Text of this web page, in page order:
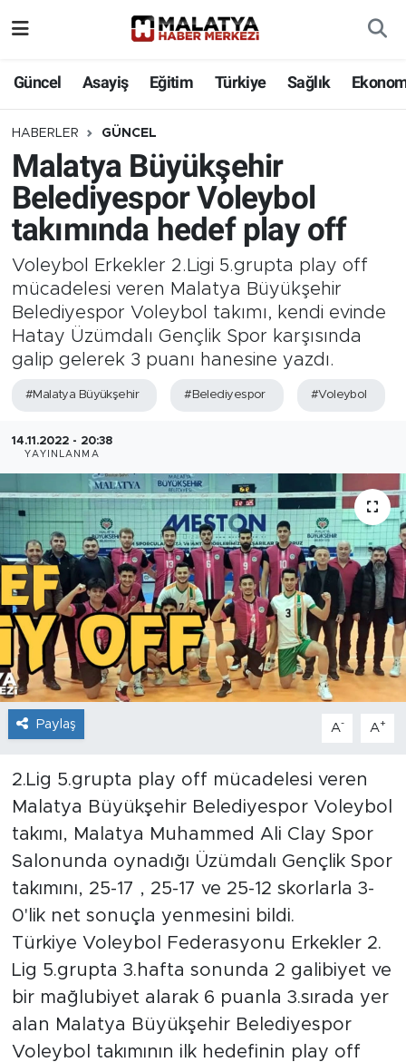
Güncel Asayiş Eğitim Türkiye Sağlık
HABERLER GÜNCEL
Malatya Büyükşehir
Belediyespor Voleybol
takımında hedef play off
Voleybol Erkekler 2.Ligi 5.grupta play off
mücadelesi veren Malatya Büyükşehir
Belediyespor Voleybol takımı, kendi evinde
Hatay Üzümdalı Gençlik Spor karşısında
galip gelerek 3 puanı hanesine yazdı.
#Malatya Büyükşehir #Belediyespor #Voleybol
14.11.2022 - 20:38
YAYINLANMA
Paylaş A- A+
2.Lig 5.grupta play off mücadelesi veren
Malatya Büyükşehir Belediyespor Voleybol
takımı, Malatya Muhammed Ali Clay Spor
Salonunda oynadığı Üzümdalı Gençlik Spor
takımını, 25-17 , 25-17 ve 25-12 skorlarla 3-
0'lik net sonuçla yenmesini bildi.
Türkiye Voleybol Federasyonu Erkekler 2.
Lig 5.grupta 3.hafta sonunda 2 galibiyet ve
bir mağlubiyet alarak 6 puanla 3.sırada yer
alan Malatya Büyükşehir Belediyespor
Voleybol takımının ilk hedefinin play off
Eğitim
Türkiye
Sağlık
Güncel
Kültür
Teknoloji
İş İlanları
Dünya
Spor
Yazıhan
Kuluncak
Yeşilyurt
Akçadağ
Arapgir
Arguvan
Battalgazi
Darende
Doğanşehir